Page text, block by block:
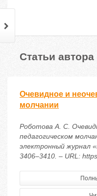
Статьи автора
Очевидное и
молчании
Роботова А. С.
педагогическом
электронный журнал
3406–3410. – URL: